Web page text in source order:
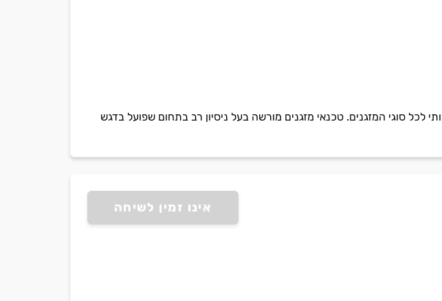
לכל סוגי המזגנים. טכנאי מזגנים מורשה בעל ניסיון רב בתחום שפועל בדגש
אינו זמין לשיחה